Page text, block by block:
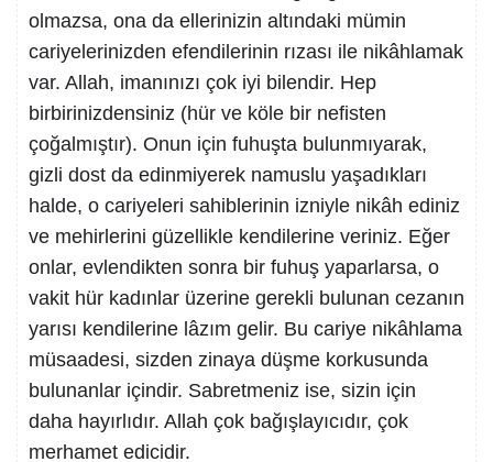
olmazsa, ona da ellerinizin altındaki mümin
cariyelerinizden efendilerinin rızası ile nikâhlamak
var. Allah, imanınızı çok iyi bilendir. Hep
birbirinizdensiniz (hür ve köle bir nefisten
çoğalmıştır). Onun için fuhuşta bulunmıyarak,
gizli dost da edinmiyerek namuslu yaşadıkları
halde, o cariyeleri sahiblerinin izniyle nikâh ediniz
ve mehirlerini güzellikle kendilerine veriniz. Eğer
onlar, evlendikten sonra bir fuhuş yaparlarsa, o
vakit hür kadınlar üzerine gerekli bulunan cezanın
yarısı kendilerine lâzım gelir. Bu cariye nikâhlama
müsaadesi, sizden zinaya düşme korkusunda
bulunanlar içindir. Sabretmeniz ise, sizin için
daha hayırlıdır. Allah çok bağışlayıcıdır, çok
merhamet edicidir.